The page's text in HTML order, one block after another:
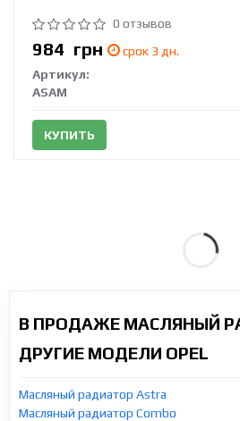
0 отзывов
984 грн
срок 3 дн.
Артикул:
ASAM
КУПИТЬ
В ПРОДАЖЕ МАСЛЯНЫЙ
ДРУГИЕ МОДЕЛИ OPEL
Масляный радиатор Astra
Масляный радиатор Combo